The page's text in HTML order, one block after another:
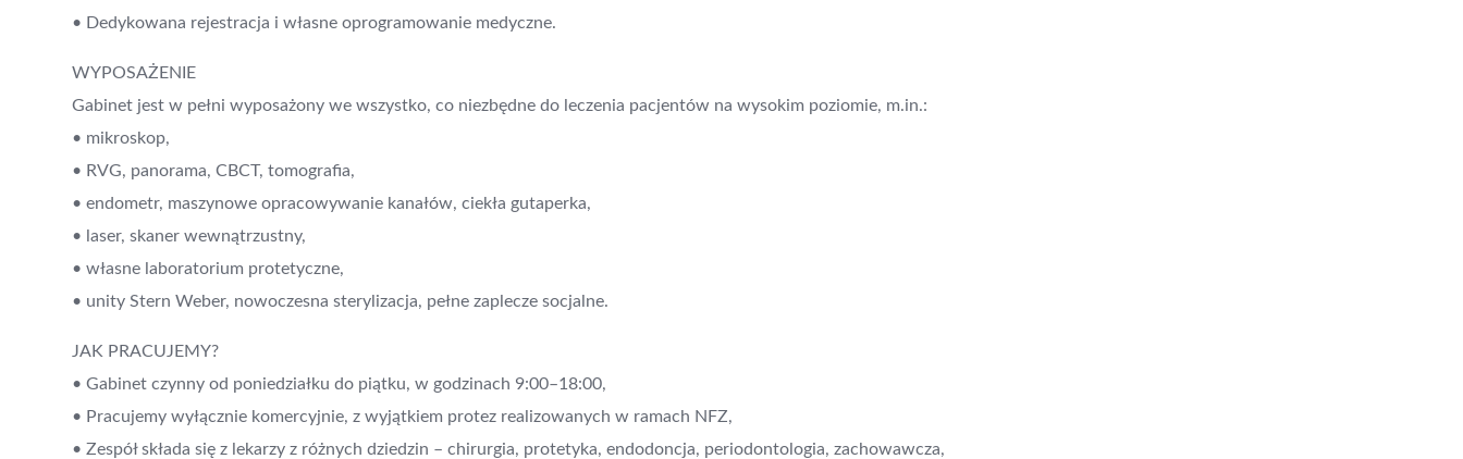
• Dedykowana rejestracja i własne oprogramowanie medyczne.
WYPOSAŻENIE
Gabinet jest w pełni wyposażony we wszystko, co niezbędne do leczenia pacjentów na wysokim poziomie, m.in.:
• mikroskop,
• RVG, panorama, CBCT, tomografia,
• endometr, maszynowe opracowywanie kanałów, ciekła gutaperka,
• laser, skaner wewnątrzustny,
• własne laboratorium protetyczne,
• unity Stern Weber, nowoczesna sterylizacja, pełne zaplecze socjalne.
JAK PRACUJEMY?
• Gabinet czynny od poniedziałku do piątku, w godzinach 9:00–18:00,
• Pracujemy wyłącznie komercyjnie, z wyjątkiem protez realizowanych w ramach NFZ,
• Zespół składa się z lekarzy z różnych dziedzin – chirurgia, protetyka, endodoncja, periodontologia, zachowawcza,